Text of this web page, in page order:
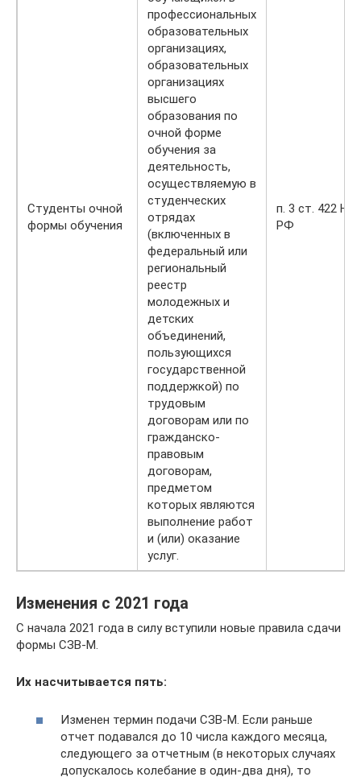
Студенты очной
формы обучения
профессиональных
образовательных
организациях,
образовательных
организациях
высшего
образования по
очной форме
обучения за
деятельность,
осуществляемую в
студенческих
отрядах
(включенных в
федеральный или
региональный
реестр
молодежных и
детских
объединений,
пользующихся
государственной
поддержкой) по
трудовым
договорам или по
гражданско-
правовым
договорам,
предметом
которых являются
выполнение работ
и (или) оказание
услуг.
п. 3 ст. 422 НК
РФ
Изменения с 2021 года
С начала 2021 года в силу вступили новые правила сдачи
формы СЗВ-М.
Их насчитывается пять:
Изменен термин подачи СЗВ-М. Если раньше
отчет подавался до 10 числа каждого месяца,
следующего за отчетным (в некоторых случаях
допускалось колебание в один-два дня), то